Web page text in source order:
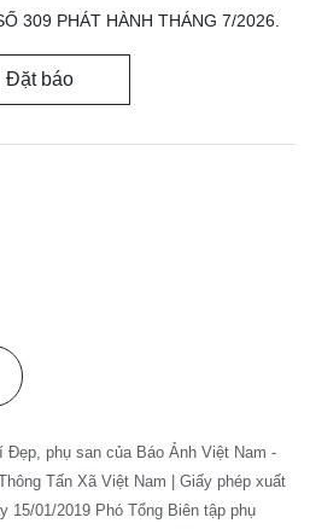
309 PHÁT HÀNH THÁNG 7/2026.
Đặt báo
phụ san của Báo Ảnh Việt Nam -
Tấn Xã Việt Nam | Giấy phép xuất
15/01/2019 Phó Tổng Biên tập phụ